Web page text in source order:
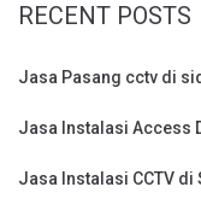
RECENT POSTS
Jasa Pasang cctv di
Jasa Instalasi Access
Jasa Instalasi CCTV di